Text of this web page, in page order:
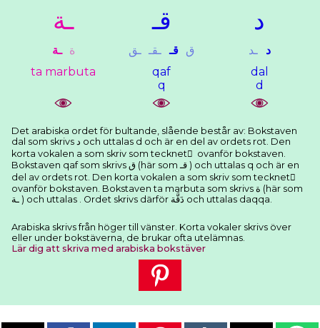
ﺩ ﻗـ ـﺔ
ﺩ ـﺪ ﻕ ﻗـ ـﻘـ ـﻖ ﺓ ـﺔ
dal
d
qaf
q
ta marbuta
Det arabiska ordet för bultande, slående består av: Bokstaven
dal som skrivs ﺩ och uttalas d och är en del av ordets rot. Den
korta vokalen a som skriv som tecknet َ ovanför bokstaven.
Bokstaven qaf som skrivs ﻕ (här som ﻗـ ) och uttalas q och är en
del av ordets rot. Den korta vokalen a som skriv som tecknet َ
ovanför bokstaven. Bokstaven ta marbuta som skrivs ﺓ (här som
ـﺔ ) och uttalas . Ordet skrivs därför ﺩَﻗَّﺔ och uttalas daqqa.
Arabiska skrivs från höger till vänster. Korta vokaler skrivs över
eller under bokstäverna, de brukar ofta utelämnas.
Lär dig att skriva med arabiska bokstäver